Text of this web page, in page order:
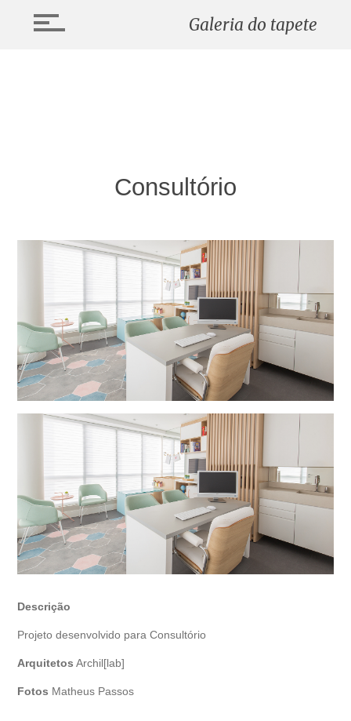
Galeria do tapete
Consultório
Descrição
Projeto desenvolvido para Consultório
Arquitetos Archil[lab]
Fotos Matheus Passos